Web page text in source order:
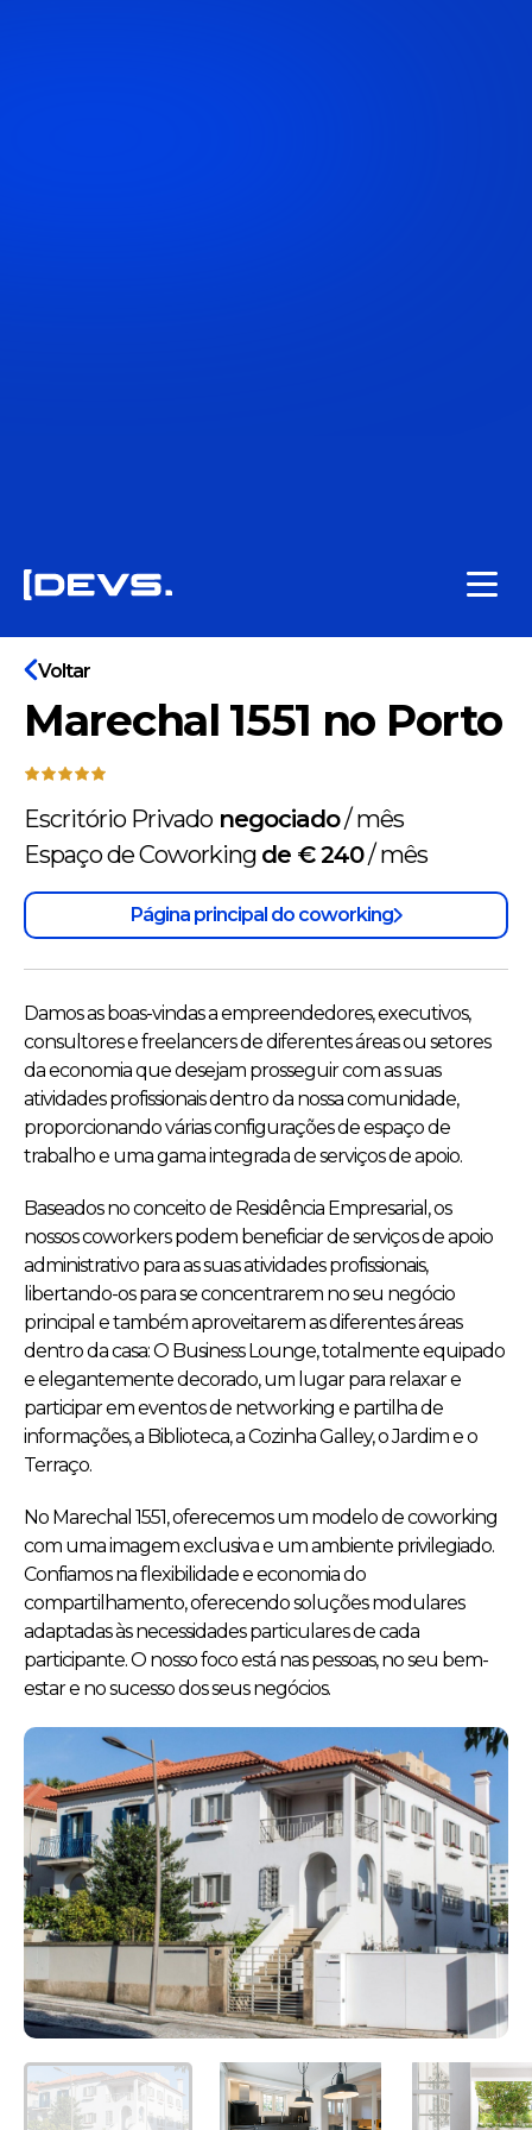
Voltar
Marechal 1551 no Porto
Escritório Privadonegociado/mês
Espaço de Coworking de € 240/mês
Página principal do coworking
Damos as boas-vindas a empreendedores, executivos,
consultores e freelancers de diferentes áreas ou setores
da economia que desejam prosseguir com as suas
atividades profissionais dentro da nossa comunidade,
proporcionando várias configurações de espaço de
trabalho e uma gama integrada de serviços de apoio.
Baseados no conceito de Residência Empresarial, os
nossos coworkers podem beneficiar de serviços de apoio
administrativo para as suas atividades profissionais,
libertando-os para se concentrarem no seu negócio
principal e também aproveitarem as diferentes áreas
dentro da casa: O Business Lounge, totalmente equipado
e elegantemente decorado, um lugar para relaxar e
participar em eventos de networking e partilha de
informações, a Biblioteca, a Cozinha Galley, o Jardim e o
Terraço.
No Marechal 1551, oferecemos um modelo de coworking
com uma imagem exclusiva e um ambiente privilegiado.
Confiamos na flexibilidade e economia do
compartilhamento, oferecendo soluções modulares
adaptadas às necessidades particulares de cada
participante. O nosso foco está nas pessoas, no seu bem-
estar e no sucesso dos seus negócios.